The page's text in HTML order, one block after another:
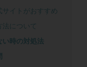
イトがおすすめ
について
い時の対処法